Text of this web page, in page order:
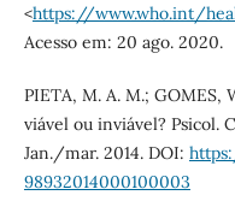
<https://www.who.int/
Acesso em: 20 ago. 2020.
PIETA, M. A. M.; GOMES,
viável ou inviável? Psicol.
Jan./mar. 2014. DOI:
98932014000100003